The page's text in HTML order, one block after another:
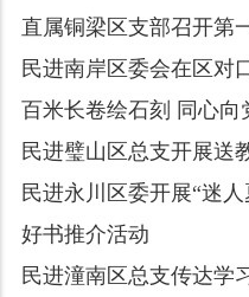
直属铜梁区支部召开第
民进南岸区委会在区对
百米长卷绘石刻 同心向
民进璧山区总支开展送
民进永川区委开展“迷
好书推介活动
民进潼南区总支传达学